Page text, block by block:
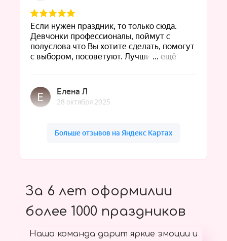
За 6 лет оформилии
более 1000 праздников
Наша команда дарит яркие эмоции и